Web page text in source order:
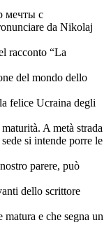
мечты с
da Nikolaj
racconto “La
del mondo dello
felice Ucraina degli
A metà strada
si intende porre le
parere, può
dello scrittore
matura e che segna un